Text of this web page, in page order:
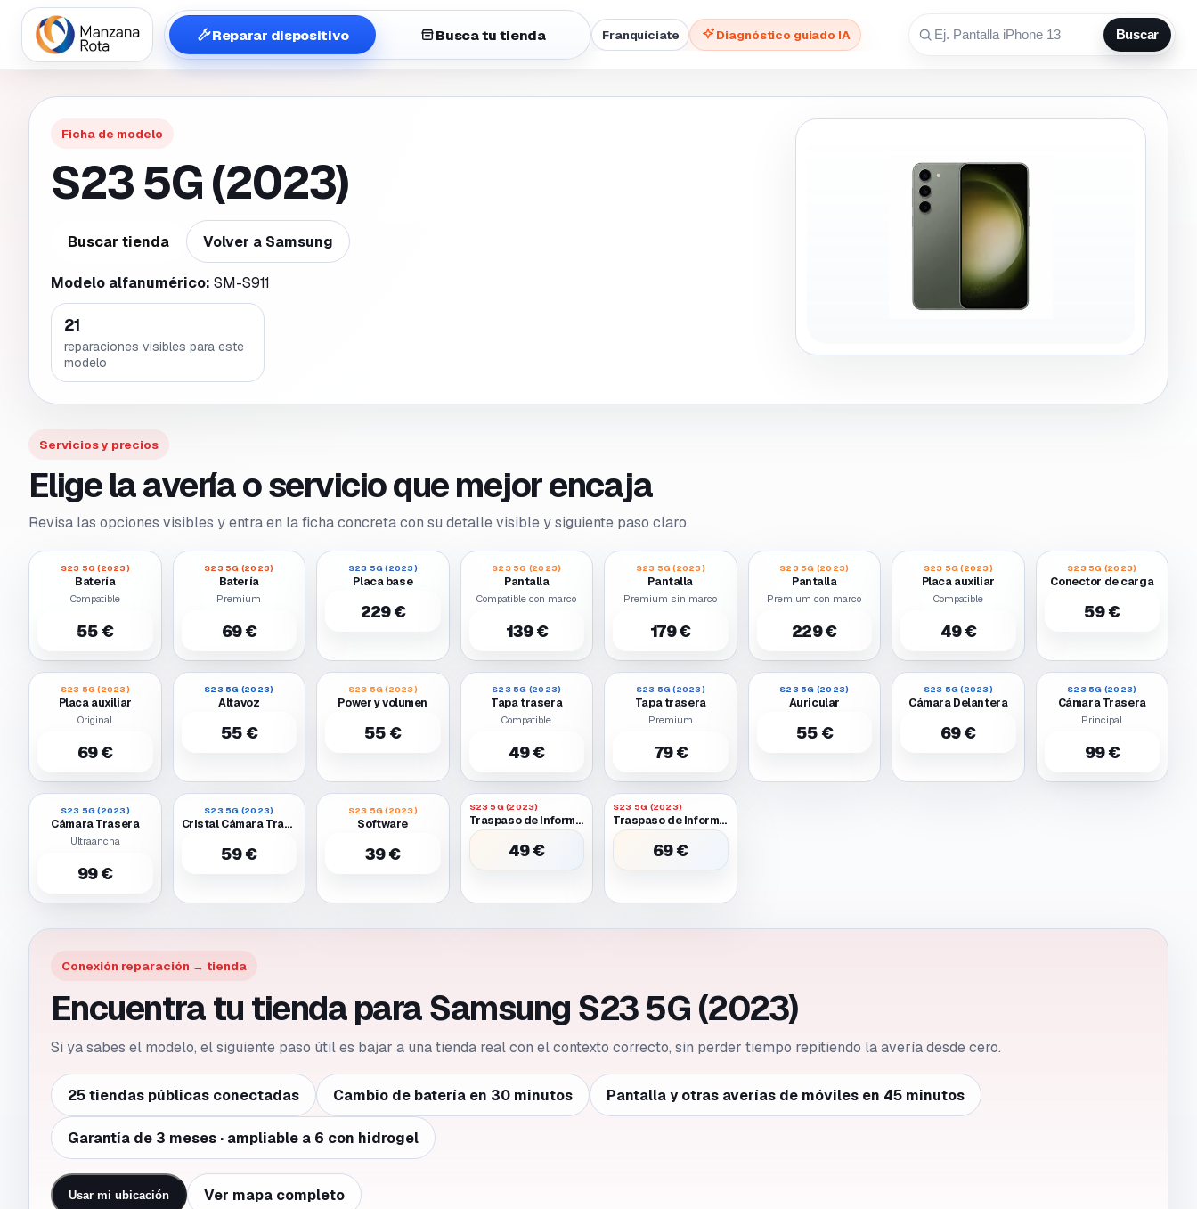
Reparar dispositivo Busca tu tienda Franquíciate Diagnóstico guiado IA Buscar
Ficha de modelo
S23 5G (2023)
Buscar tienda Volver a Samsung
Modelo alfanumérico: SM-S911
21
reparaciones visibles para este
modelo
Servicios y precios
Elige la avería o servicio que mejor encaja
Revisa las opciones visibles y entra en la ficha concreta con su detalle visible y siguiente paso claro.
S23 5G (2023)
Batería
Compatible
55 €
S23 5G (2023)
Batería
Premium
69 €
S23 5G (2023)
Placa base
229 €
S23 5G (2023)
Pantalla
Compatible con marco
139 €
S23 5G (2023)
Pantalla
Premium sin marco
179 €
S23 5G (2023)
Pantalla
Premium con marco
229 €
S23 5G (2023)
Placa auxiliar
Compatible
49 €
S23 5G (2023)
Conector de carga
59 €
S23 5G (2023)
Placa auxiliar
Original
69 €
S23 5G (2023)
Altavoz
55 €
S23 5G (2023)
Power y volumen
55 €
S23 5G (2023)
Tapa trasera
Compatible
49 €
S23 5G (2023)
Tapa trasera
Premium
79 €
S23 5G (2023)
Auricular
55 €
S23 5G (2023)
Cámara Delantera
69 €
S23 5G (2023)
Cámara Trasera
Principal
99 €
S23 5G (2023)
Cámara Trasera
Ultraancha
99 €
S23 5G (2023)
Cristal Cámara Trasera
59 €
S23 5G (2023)
Software
39 €
S23 5G (2023)
Traspaso de Informacion Entre Dos Moviles Funcionales
49 €
S23 5G (2023)
Traspaso de Informacion Entre Dos Moviles Uno Requiere Batería O Pantalla Provisional para Encender
69 €
Conexión reparación → tienda
Encuentra tu tienda para Samsung S23 5G (2023)
Si ya sabes el modelo, el siguiente paso útil es bajar a una tienda real con el contexto correcto, sin perder tiempo repitiendo la avería desde cero.
25 tiendas públicas conectadas Cambio de batería en 30 minutos Pantalla y otras averías de móviles en 45 minutos
Garantía de 3 meses · ampliable a 6 con hidrogel
Usar mi ubicación Ver mapa completo